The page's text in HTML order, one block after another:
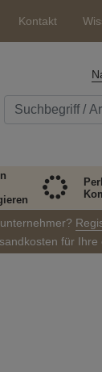
Kontakt
für